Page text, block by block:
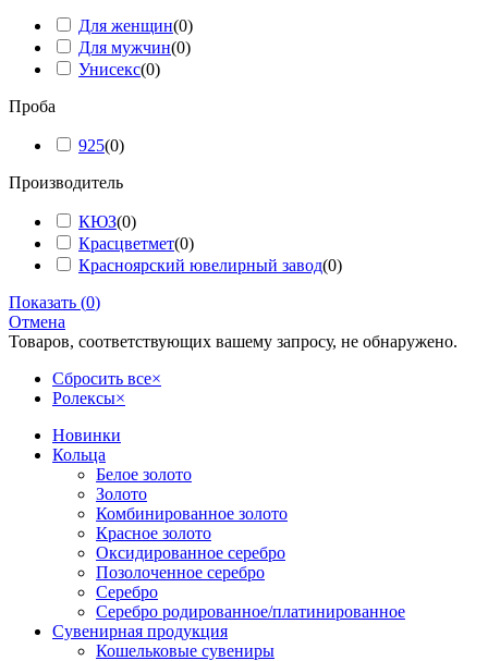
Для женщин(0)
Для мужчин(0)
Унисекс(0)
Проба
925(0)
Производитель
КЮЗ(0)
Красцветмет(0)
Красноярский ювелирный завод(0)
Показать (0)
Отмена
Товаров, соответствующих вашему запросу, не обнаружено.
Сбросить все×
Ролексы×
Новинки
Кольца
Белое золото
Золото
Комбинированное золото
Красное золото
Оксидированное серебро
Позолоченное серебро
Серебро
Серебро родированное/платинированное
Сувенирная продукция
Кошельковые сувениры